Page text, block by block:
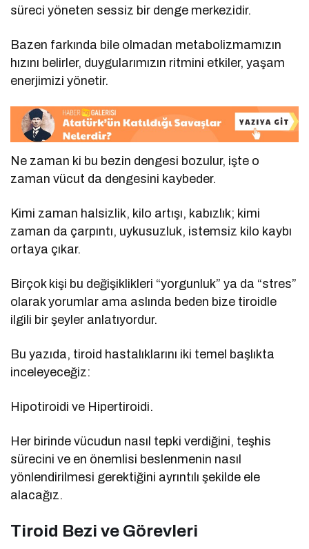
süreci yöneten sessiz bir denge merkezidir.
Bazen farkında bile olmadan metabolizmamızın
hızını belirler, duygularımızın ritmini etkiler, yaşam
enerjimizi yönetir.
Ne zaman ki bu bezin dengesi bozulur, işte o
zaman vücut da dengesini kaybeder.
Kimi zaman halsizlik, kilo artışı, kabızlık; kimi
zaman da çarpıntı, uykusuzluk, istemsiz kilo kaybı
ortaya çıkar.
Birçok kişi bu değişiklikleri “yorgunluk” ya da “stres”
olarak yorumlar ama aslında beden bize tiroidle
ilgili bir şeyler anlatıyordur.
Bu yazıda, tiroid hastalıklarını iki temel başlıkta
inceleyeceğiz:
Hipotiroidi ve Hipertiroidi.
Her birinde vücudun nasıl tepki verdiğini, teşhis
sürecini ve en önemlisi beslenmenin nasıl
yönlendirilmesi gerektiğini ayrıntılı şekilde ele
alacağız.
Tiroid Bezi ve Görevleri